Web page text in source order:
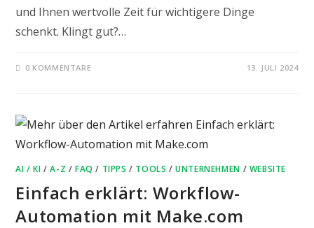
und Ihnen wertvolle Zeit für wichtigere Dinge
schenkt. Klingt gut?…
0 KOMMENTARE 13. JULI 2024
AI / KI /A-Z /FAQ / TIPPS / TOOLS /UNTERNEHMEN / WEBSITE
Einfach erklärt: Workflow-
Automation mit Make.com